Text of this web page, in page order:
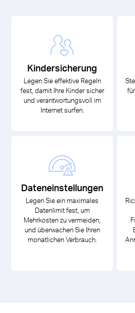
Kindersicherung
Legen Sie effektive Regeln
fest, damit Ihre Kinder sicher
und verantwortungsvoll im
Internet surfen.
Dateneinstellungen
Legen Sie ein maximales
Datenlimit fest, um
Mehrkosten zu vermeiden,
und überwachen Sie Ihren
monatlichen Verbrauch.